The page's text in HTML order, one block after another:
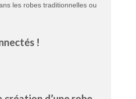
les robes traditionnelles ou
!